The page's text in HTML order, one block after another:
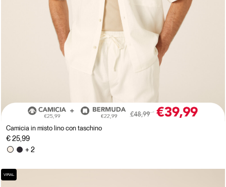
Camicia in misto lino con taschino
€ 25,99
+ 2
VIRAL